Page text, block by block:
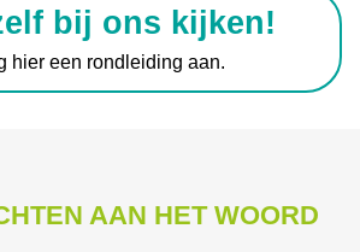
bij ons kijken!
hier een rondleiding aan.
AAN HET WOORD